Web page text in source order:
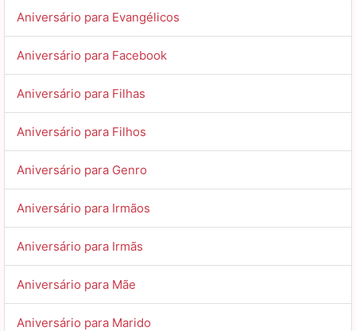
Aniversário para Evangélicos
Aniversário para Facebook
Aniversário para Filhas
Aniversário para Filhos
Aniversário para Genro
Aniversário para Irmãos
Aniversário para Irmãs
Aniversário para Mãe
Aniversário para Marido